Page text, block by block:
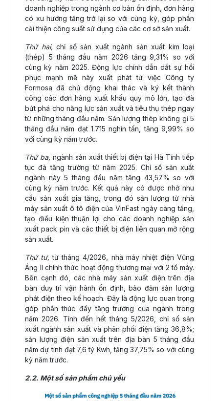
doanh nghiệp trong ngành cơ bản ổn định, đơn hàng
có xu hướng tăng trở lại so với cùng kỳ, góp phần
cải thiện công suất sử dụng của các cơ sở sản xuất.
Thứ hai, chỉ số sản xuất ngành sản xuất kim loại
(thép) 5 tháng đầu năm 2026 tăng 9,31% so với
cùng kỳ năm 2025. Động lực chính dẫn dắt sự hồi
phục mạnh mẽ này xuất phát từ việc Công ty
Formosa đã chủ động khai thác và ký kết thành
công các đơn hàng xuất khẩu quy mô lớn, tạo đà
bứt phá cho năng lực sản xuất và tiêu thụ thép ngay
từ những tháng đầu năm. Sản lượng thép không gỉ 5
tháng đầu năm đạt 1.715 nghìn tấn, tăng 9,99% so
với cùng kỳ năm trước.
Thứ ba, ngành sản xuất thiết bị điện tại Hà Tĩnh tiếp
tục đà tăng trường từ năm 2025. Chỉ số sản xuất
ngành này 5 tháng đầu năm tăng 43,57% so với
cùng kỳ năm trước. Kết quả này có được nhờ nhu
cầu sản xuất gia tăng, trong đó sản lượng từ nhà
máy sản xuất ô tô điện của VinFast ngày càng tăng,
tạo điều kiện thuận lợi cho các doanh nghiệp sản
xuất pack pin và các thiết bị điện liên quan mở rộng
sản xuất.
Thứ tư, từ tháng 4/2026, nhà máy nhiệt điện Vũng
Áng II chính thức hoạt động thương mại với 2 tổ máy.
Bên cạnh đó, các nhà máy sản xuất điện trên địa
bàn duy trì vận hành ổn định, bảo đảm sản lượng
phát điện theo kế hoạch. Đây là động lực quan trọng
góp phần thúc đẩy tăng trưởng của ngành trong
năm 2026. Tính đến hết tháng 5/2026, chỉ số sản
xuất ngành sản xuất và phân phối điện tăng 36,8%;
sản lượng điện sản xuất trên địa bàn 5 tháng đầu
năm dự tính đạt 7,6 tỷ Kwh, tăng 37,75% so với cùng
kỳ năm trước.
2.2. Một số sản phẩm chủ yếu